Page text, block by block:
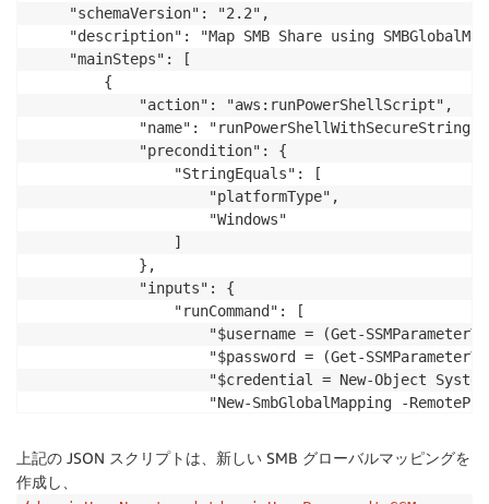
    "schemaVersion": "2.2",
"description": "Map SMB Share using
    "mainSteps": [
        {
            "action": "aws:runPowerShellScript",
            "name": "runPowerShellWithSecureString",
            "precondition": {
                "StringEquals": [
                    "platformType",
                    "Windows"
                ]
            },
            "inputs": {
                "runCommand": [
"$username = (Get-
"$password = (Get-
"$credential = New-Object
"New-SmbGlobalMapping -
            }
        }
    ]
上記の JSON スクリプトは、新しい SMB グローバルマッピングを
作成し、